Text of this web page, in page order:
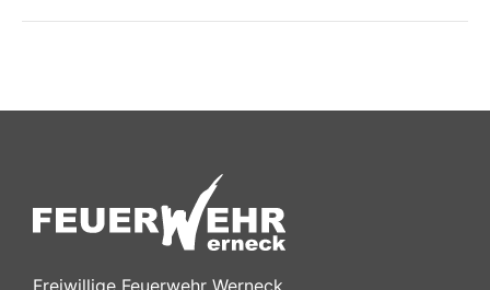
Freiwillige Feuerwehr Werneck